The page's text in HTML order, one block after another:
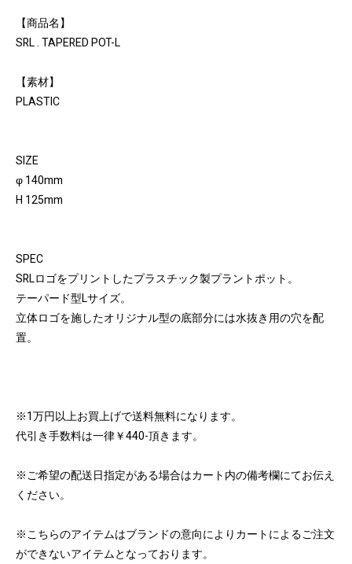
【商品名】
SRL . TAPERED POT-L
【素材】
PLASTIC
SIZE
φ 140mm
H 125mm
SPEC
SRLロゴをプリントしたプラスチック製プラントポット。
テーパード型Lサイズ。
立体ロゴを施したオリジナル型の底部分には水抜き用の穴を配
置。
※1万円以上お買上げで送料無料になります。
代引き手数料は一律￥440-頂きます。
※ご希望の配送日指定がある場合はカート内の備考欄にてお伝え
ください。
※こちらのアイテムはブランドの意向によりカートによるご注文
ができないアイテムとなっております。